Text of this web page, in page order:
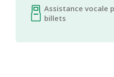
Assistance vocale
billets